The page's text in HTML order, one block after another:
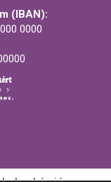
(IBAN):
0000